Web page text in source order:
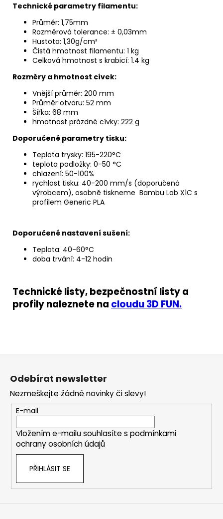
Technické parametry filamentu:
Průměr: 1,75mm
Rozměrová tolerance: ± 0,03mm
Hustota: 1,30g/cm³
Čistá hmotnost filamentu: 1 kg
Celková hmotnost s krabicí: 1.4 kg
Rozměry a hmotnost cívek:
Vnější průměr: 200 mm
Průměr otvoru: 52 mm
Šířka: 68 mm
hmotnost prázdné cívky: 222 g
Doporučené parametry tisku:
Teplota trysky: 195-220°C
teplota podložky: 0-50 °C
chlazení: 50-100%
rychlost tisku: 40-200 mm/s (doporučená
výrobcem), osobně tiskneme Bambu Lab X1C s
profilem Generic PLA
Doporučené nastavení sušení:
Teplota: 40-60°C
doba trvání: 4-12 hodin
Technické listy, bezpečnostní listy a
profily naleznete na cloudu 3D FUN.
Z
Odebírat newsletter
Nezmeškejte žádné novinky či slevy!
E-mail
Vložením e-mailu souhlasíte s podmínkami
ochrany osobních údajů
PŘIHLÁSIT SE